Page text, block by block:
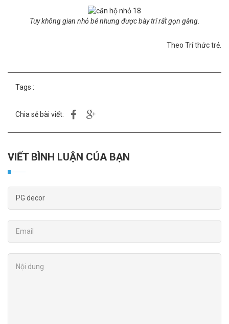
Tuy không gian nhỏ bé nhưng được bày trí rất gọn gàng.
Theo Trí thức trẻ.
Tags :
Chia sẻ bài viết:
VIẾT BÌNH LUẬN CỦA BẠN